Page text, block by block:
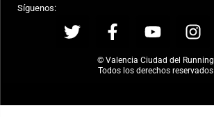
Síguenos:
© Valencia Ciudad del Running
Todos los derechos reservados